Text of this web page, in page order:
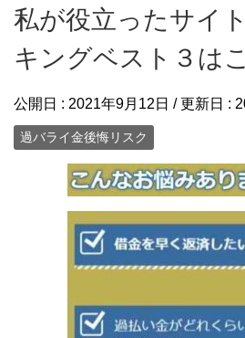
私が役立ったサイ
キングベスト３は
公開日 : 2021年9月12日 / 更新日 :
過バライ金後悔リスク